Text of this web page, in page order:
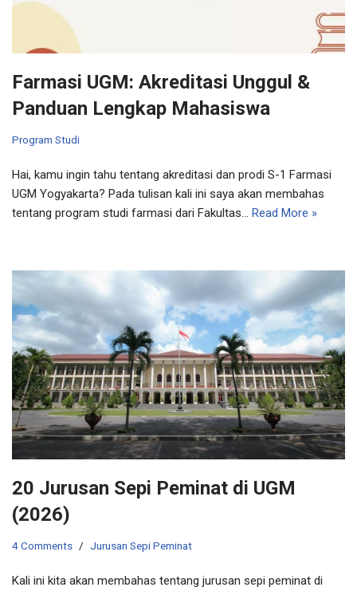
Farmasi UGM: Akreditasi Unggul &
Panduan Lengkap Mahasiswa
Program Studi
Hai, kamu ingin tahu tentang akreditasi dan prodi S-1 Farmasi
UGM Yogyakarta? Pada tulisan kali ini saya akan membahas
tentang program studi farmasi dari Fakultas… Read More »
20 Jurusan Sepi Peminat di UGM
(2026)
4 Comments Jurusan Sepi Peminat
Kali ini kita akan membahas tentang jurusan sepi peminat di